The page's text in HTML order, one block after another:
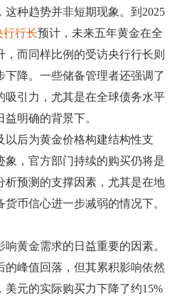
种趋势并非短期现象。到2025
行行长预计，未来五年黄金在全
而同样比例的受访央行行长则
降。一些储备管理者还强调了
吸引力，尤其是在全球债务水平
益明确的背景下。
以后为黄金价格构建结构性支
象，官方部门持续的购买仍将是
析预测的支撑因素，尤其是在地
币信心进一步减弱的情况下。
黄金需求的日益重要的因素。
的峰值回落，但其累积影响依然
美元的实际购买力下降了约15%